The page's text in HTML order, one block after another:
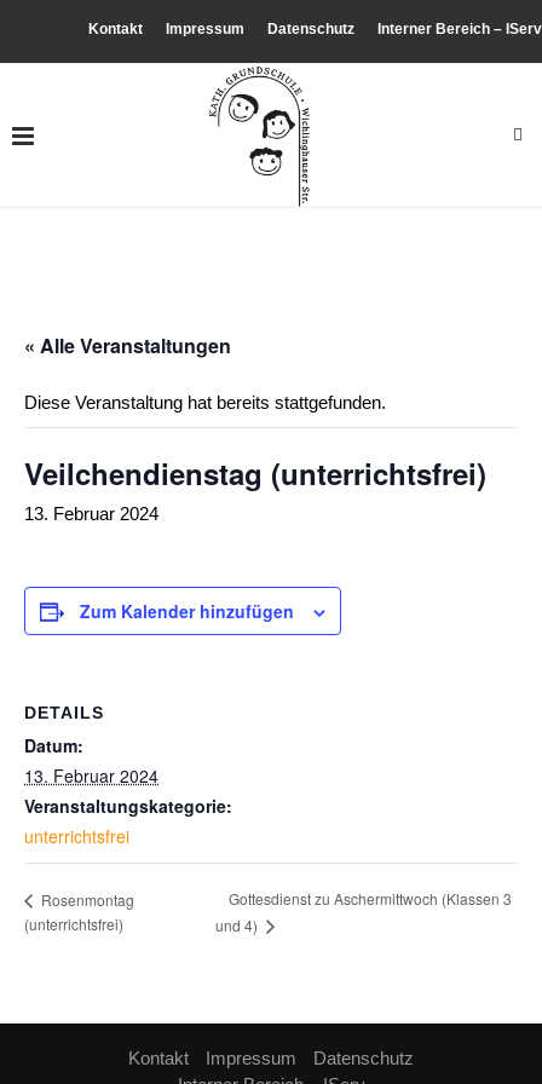
Kontakt Impressum Datenschutz Interner Bereich – IServ
« Alle Veranstaltungen
Diese Veranstaltung hat bereits stattgefunden.
Veilchendienstag (unterrichtsfrei)
13. Februar 2024
Zum Kalender hinzufügen
DETAILS
Datum:
13. Februar 2024
Veranstaltungskategorie:
unterrichtsfrei
Rosenmontag
(unterrichtsfrei)
Gottesdienst zu Aschermittwoch (Klassen 3
und 4)
Kontakt Impressum
Datenschutz